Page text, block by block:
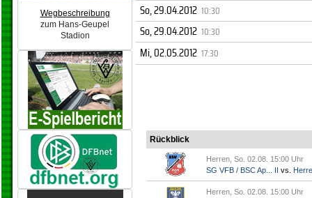
Wegbeschreibung
zum Hans-Geupel
Stadion
So, 29.04.2012 10:30
So, 29.04.2012 10:30
Mi, 02.05.2012 17:30
Rückblick
Herren, So. 02.08. 15:00 Uhr
SG VFB / BSC Ap... II vs.
Herren, So. 02.08. 15:00 Uhr